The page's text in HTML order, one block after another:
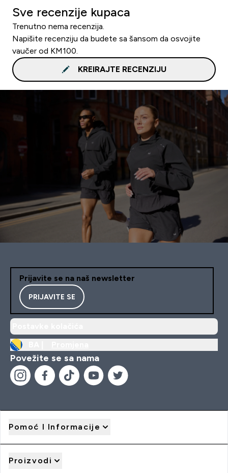
Sve recenzije kupaca
Trenutno nema recenzija.
Napišite recenziju da budete sa šansom da osvojite
vaučer od KM100.
KREIRAJTE RECENZIJU
Prijavite se na naš newsletter
PRIJAVITE SE
Povežite se sa nama
Pomoć I Informacije
Proizvodi